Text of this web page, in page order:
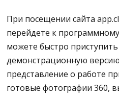
Загрузка
Перейдите на сайт
систему
Нажмите кнопку
появится
Основные параметры
Нажмите на правый
шестеренки
При посещении сайта
перейдете к
можете быстро
демонстрационную
представление о работе
готовые фотографии 360,